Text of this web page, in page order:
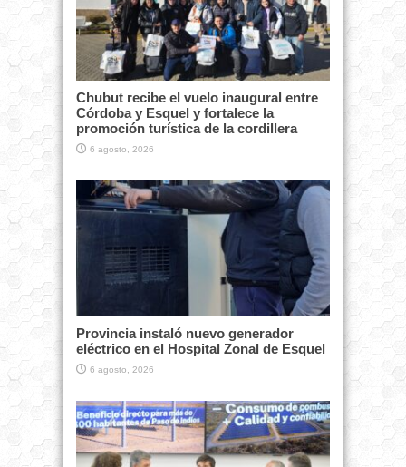
Chubut recibe el vuelo inaugural entre
Córdoba y Esquel y fortalece la
promoción turística de la cordillera
6 agosto, 2026
Provincia instaló nuevo generador
eléctrico en el Hospital Zonal de Esquel
6 agosto, 2026